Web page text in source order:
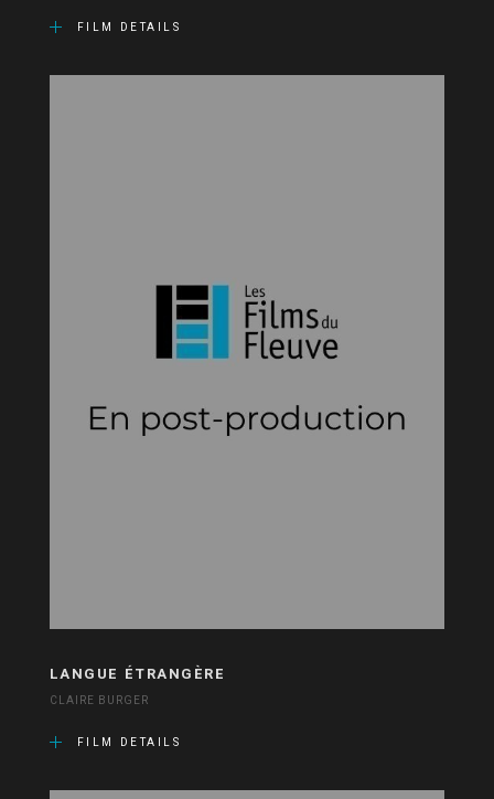
FILM DETAILS
LANGUE ÉTRANGÈRE
CLAIRE BURGER
FILM DETAILS